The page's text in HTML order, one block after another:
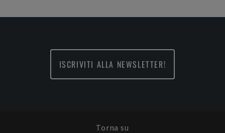
ISCRIVITI ALLA NEWSLETTER!
Torna su